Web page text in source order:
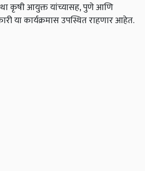
कृषी आयुक्त यांच्यासह,पुणे आणि
या कार्यक्रमास उपस्थित राहणार आहेत.